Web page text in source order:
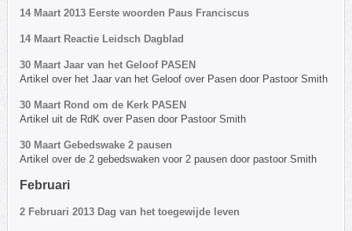
14 Maart 2013 Eerste woorden Paus Franciscus
14 Maart Reactie Leidsch Dagblad
30 Maart Jaar van het Geloof PASEN
Artikel over het Jaar van het Geloof over Pasen door Pastoor Smith
30 Maart Rond om de Kerk PASEN
Artikel uit de RdK over Pasen door Pastoor Smith
30 Maart Gebedswake 2 pausen
Artikel over de 2 gebedswaken voor 2 pausen door pastoor Smith
Februari
2 Februari 2013 Dag van het toegewijde leven